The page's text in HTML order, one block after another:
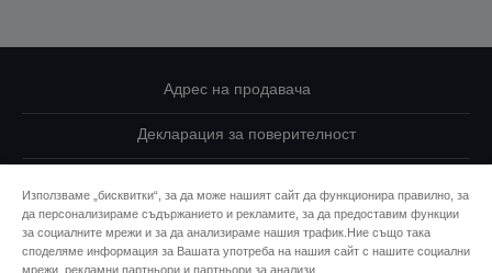
Адрес на продавача
Декларация за поверителност
Свържете се с нас за Вашите данни
Информация за бисквитките
Използваме „бисквитки“, за да може нашият сайт да функционира правилно, за
да персонализираме съдържанието и рекламите, за да предоставим функции
за социалните мрежи и за да анализираме нашия трафик.Ние също така
споделяме информация за Вашата употреба на нашия сайт с нашите социални
мрежи, рекламни партньори и партньори за анализи.